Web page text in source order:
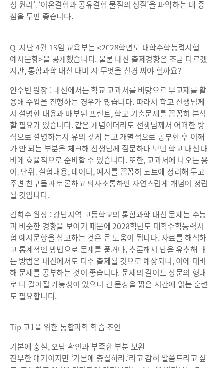
성 원리’, ‘이온결합과 공유결합 물질의 성질’을 파악하는 데 중
점을 두면 좋습니다.
Q. 지난 4월 16일 교육부는 <2028학년도 대학수학능력시험
예시문항>을 공개했습니다. 물론 내신 츨제경향은 조금 다르겠
지만, 통합과학 내신 대비 시 무엇을 신경 써야 할까요?
안수빈 원장 : 내신에서는 학교 교과서를 바탕으로 부교재를 활
용해 수업을 진행하는 경우가 많습니다. 따라서 학교 선생님께
서 설명한 내용과 배부된 프린트, 학교 기출문제를 꼼꼼히 분석
할 필요가 있습니다. 같은 개념이더라도 선생님께서 어떠한 방
식으로 설명하는지 유의 깊게 듣고 개별적으로 공부한 후 이해
가 안 되는 부분을 체크해 선생님께 질문하다 보면 학교 내신 대
비에 효율적으로 준비할 수 있습니다. 또한, 교과서에 나오는 용
어, 단위, 실험내용, 데이터, 예시를 꼼꼼히 노트에 정리해 두고
주변 친구들과 토론하고 의사소통하면 자연스럽게 개념이 정립
될 것입니다.
김희수 원장 : 강남지역 고등학교의 통합과학 내신 문제는 수능
과 비슷한 경향을 보이기 때문에 2028학년도 대학수학능력시
험 예시문항을 참고하는 것은 큰 도움이 됩니다. 자료를 해석하
고 통계적인 방법으로 문제를 풀거나, 추론해서 답을 유추해 내
는 방법은 내신에서도 다수 출제될 것으로 예상되니, 이에 대비
해 문제를 공부하는 것이 좋습니다. 문제의 길이도 장문의 형태
로 더 길어질 가능성이 있으니 긴 문장을 짧은 시간에 읽는 훈련
도 필요합니다.
Tip 고1을 위한 통합과학 학습 조언
기본에 충실, 오답 확인과 부족한 부분 보완
진부한 얘기이지만 ‘기본에 충실하라.’라고 감히 말씀드리고 싶